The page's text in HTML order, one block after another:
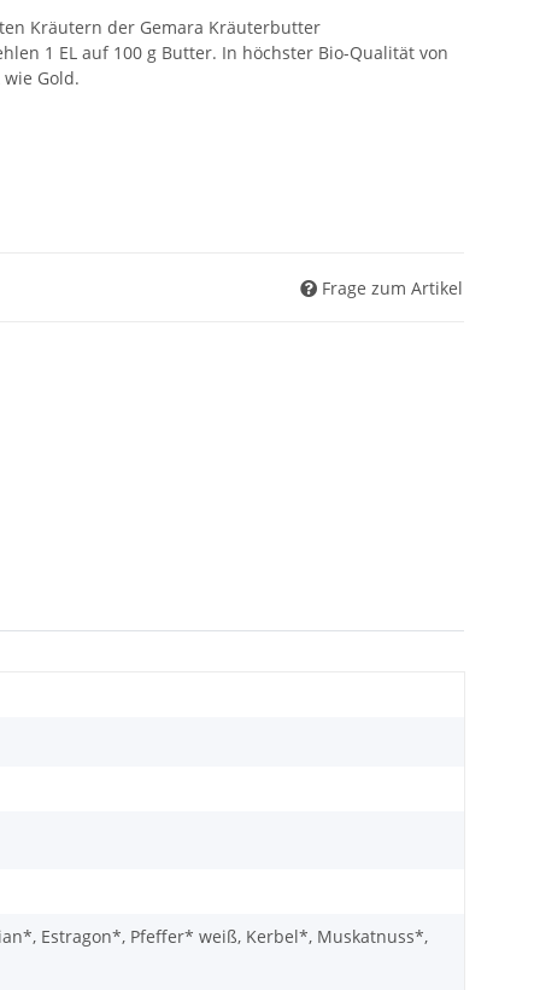
Kräutern der Gemara Kräuterbutter
1 EL auf 100 g Butter. In höchster Bio-Qualität von
Gold.
Frage zum Artikel
Estragon*, Pfeffer* weiß, Kerbel*, Muskatnuss*,